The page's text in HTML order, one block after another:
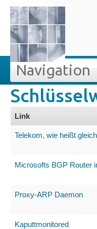
Tag cloud
Site map
Login
Navigation
Projekte
Blog
Impressum
Datenschutz
Link
Telekom, wie heißt
Microsofts BGP Router
Proxy-ARP Daemon
Kaputtmonitored